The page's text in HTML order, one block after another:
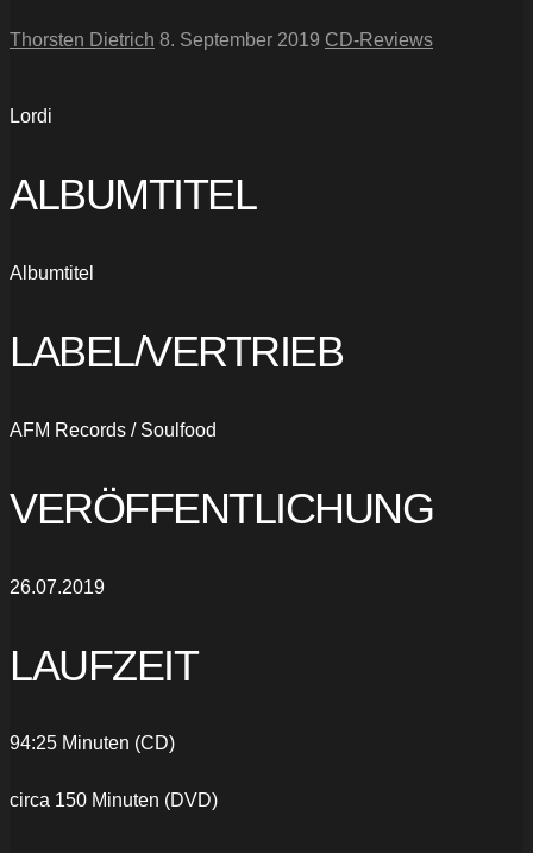
Thorsten Dietrich 8. September 2019 CD-Reviews
Lordi
ALBUMTITEL
Albumtitel
LABEL/VERTRIEB
AFM Records / Soulfood
VERÖFFENTLICHUNG
26.07.2019
LAUFZEIT
94:25 Minuten (CD)
circa 150 Minuten (DVD)